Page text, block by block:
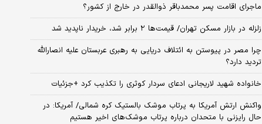
ماجرای اقامت پسر محمدباقر ذوالقدر در خارج از کشور؟
زلزله در بازار مسکن تهران/ قیمت‌ها ۲ برابر شد، خریدار ناپدید شد
چرا مصر در پیوستن به ائتلاف دریایی به رهبری عربستان علیه انصارالله
تردید دارد؟
خانواده شهید لاریجانی ادعای سردار کوثری را تکذیب کرد +جزئیات
واکنش ارتش آمریکا به پرتاب موشک بالستیک کره شمالی/ آمریکا: در
حال رایزنی با متحدان درباره پرتاب موشک‌های اخیر هستیم